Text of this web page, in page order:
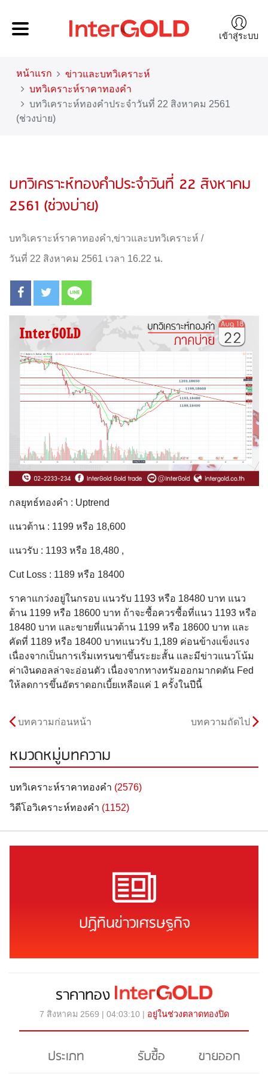
เข้าสู่ระบบ
หน้าแรก
ข่าวและบทวิเคราะห์
บทวิเคราะห์ราคาทองคำ
บทวิเคราะห์ทองคำประจำวันที่ 22 สิงหาคม 2561
(ช่วงบ่าย)
บทวิเคราะห์ทองคำประจำวันที่ 22 สิงหาคม
2561 (ช่วงบ่าย)
บทวิเคราะห์ราคาทองคำ,ข่าวและบทวิเคราะห์ /
วันที่ 22 สิงหาคม 2561 เวลา 16.22 น.
กลยุทธ์ทองคำ : Uptrend
แนวต้าน : 1199 หรือ 18,600
แนวรับ : 1193 หรือ 18,480 ,
Cut Loss : 1189 หรือ 18400
ราคาแกว่งอยู่ในกรอบ แนวรับ 1193 หรือ 18480 บาท แนว
ต้าน 1199 หรือ 18600 บาท ถ้าจะซื้อควรซื้อที่แนว 1193 หรือ
18480 บาท และขายที่แนวต้าน 1199 หรือ 18600 บาท และ
คัดที่ 1189 หรือ 18400 บาทแนวรับ 1,189 ค่อนข้างแข็งแรง
เนื่องจากเป็นการเริ่มเทรนขาขึ้นระยะสั้น และมีข่าวแนวโน้ม
ค่าเงินดอลล่าจะอ่อนตัว เนื่องจากทางทรัมออกมากดดัน Fed
ให้ลดการขึ้นอัตราดอกเบี้ยเหลือแค่ 1 ครั้งในปีนี้
บทความก่อนหน้า บทความถัดไป
หมวดหมู่บทความ
บทวิเคราะห์ราคาทองคำ (2576)
วิดีโอวิเคราะห์ทองคำ (1152)
ปฏิทินข่าวเศรษฐกิจ
ราคาทอง
7 สิงหาคม 2569 | 04:03:10 | อยู่ในช่วงตลาดทองปิด
ประเภท รับซื้อ ขายออก